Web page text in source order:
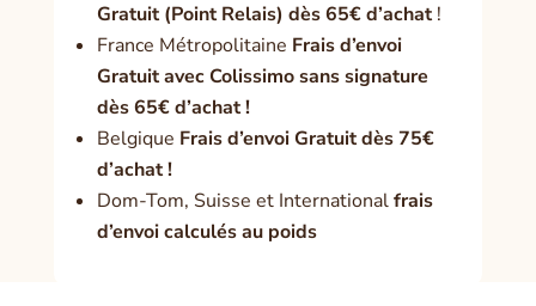
Gratuit (Point Relais) dès 65€ d’achat!
France Métropolitaine Frais d’envoi
Gratuit avec Colissimo sans signature
dès 65€ d’achat !
Belgique Frais d’envoi Gratuit dès 75€
d’achat !
Dom-Tom, Suisse et Internationalfrais
d’envoi calculés au poids